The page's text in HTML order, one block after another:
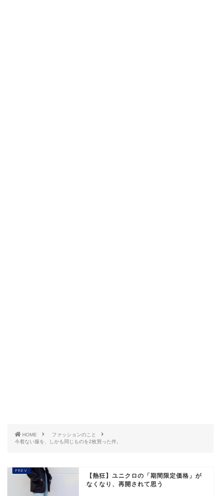
HOME
ファッションのこと
今着ない服を、しかも同じものを2枚買った件。
【熱狂】ユニクロの「期間限定価格」が
なくなり、再開されて思う